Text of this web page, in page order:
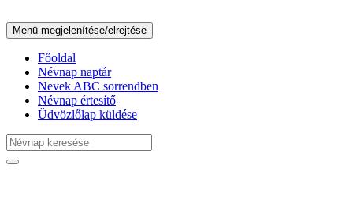
Menü megjelenítése/elrejtése
Főoldal
Névnap naptár
Nevek ABC sorrendben
Névnap értesítő
Üdvözlőlap küldése